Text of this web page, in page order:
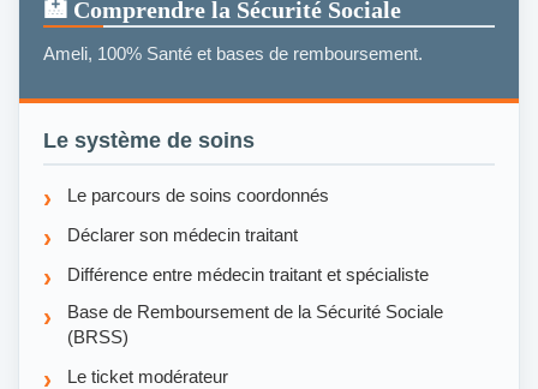
🏥 Comprendre la Sécurité Sociale
Ameli, 100% Santé et bases de remboursement.
Le système de soins
Le parcours de soins coordonnés
Déclarer son médecin traitant
Différence entre médecin traitant et spécialiste
Base de Remboursement de la Sécurité Sociale
(BRSS)
Le ticket modérateur